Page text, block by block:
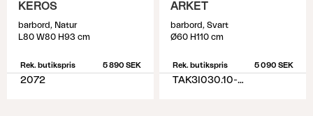
KEROS
barbord, Natur
L80 W80 H93 cm
Rek. butikspris 5 890 SEK
2072
ARKET
barbord, Svart
Ø60 H110 cm
Rek. butikspris 5 090 SEK
TAK3I030.10-10-H110